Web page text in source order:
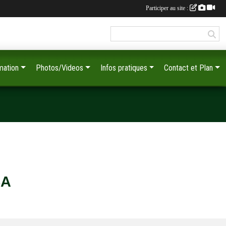
Photos/Videos Infos pratiques Contact et Plan
Participer au site :